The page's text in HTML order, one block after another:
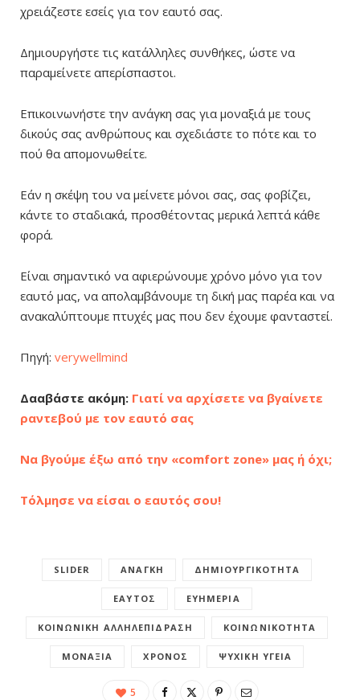
χρειάζεστε εσείς για τον εαυτό σας.
Δημιουργήστε τις κατάλληλες συνθήκες, ώστε να
παραμείνετε απερίσπαστοι.
Επικοινωνήστε την ανάγκη σας για μοναξιά με τους
δικούς σας ανθρώπους και σχεδιάστε το πότε και το
πού θα απομονωθείτε.
Εάν η σκέψη του να μείνετε μόνοι σας, σας φοβίζει,
κάντε το σταδιακά, προσθέτοντας μερικά λεπτά κάθε
φορά.
Είναι σημαντικό να αφιερώνουμε χρόνο μόνο για τον
εαυτό μας, να απολαμβάνουμε τη δική μας παρέα και να
ανακαλύπτουμε πτυχές μας που δεν έχουμε φανταστεί.
Πηγή: verywellmind
Δααβάστε ακόμη: Γιατί να αρχίσετε να βγαίνετε
ραντεβού με τον εαυτό σας
Να βγούμε έξω από την «comfort zone» μας ή όχι;
Τόλμησε να είσαι ο εαυτός σου!
SLIDER ΑΝΆΓΚΗ ΔΗΜΙΟΥΡΓΙΚΌΤΗΤΑ
ΕΑΥΤΌΣ ΕΥΗΜΕΡΊΑ
ΚΟΙΝΩΝΙΚΉ ΑΛΛΗΛΕΠΊΔΡΑΣΗ ΚΟΙΝΩΝΙΚΌΤΗΤΑ
ΜΟΝΑΞΙΆ ΧΡΌΝΟΣ ΨΥΧΙΚΉ ΥΓΕΊΑ
5